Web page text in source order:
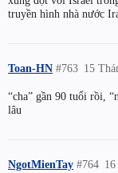
truyền hình nhà nước
Toan-HN 15
#763
“cha” gần 90 tuổi rồi,
lâu
NgotMienTay #764